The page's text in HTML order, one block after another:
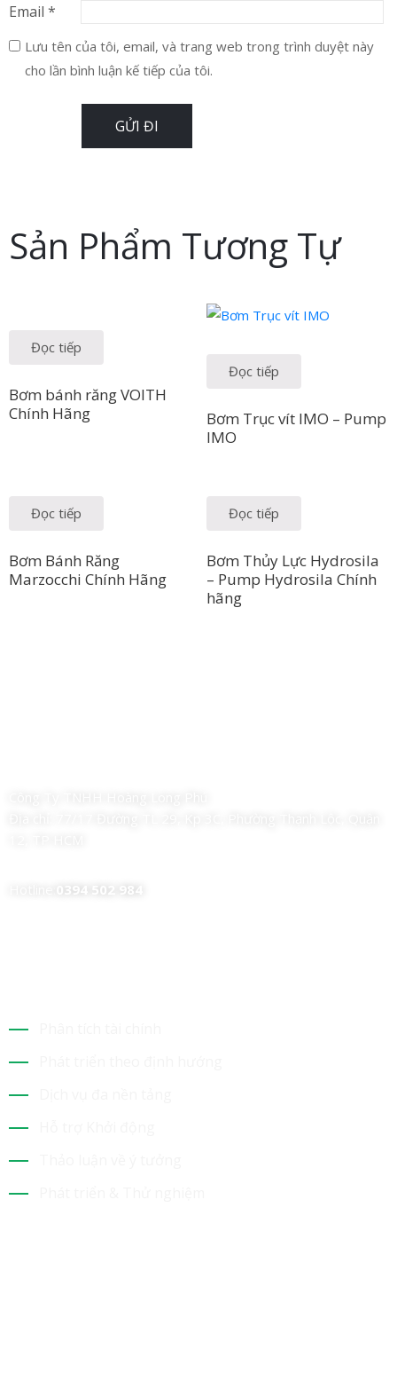
Email *
Lưu tên của tôi, email, và trang web trong trình duyệt này
cho lần bình luận kế tiếp của tôi.
Sản Phẩm Tương Tự
Đọc tiếp
Bơm bánh răng VOITH
Chính Hãng
Đọc tiếp
Bơm Trục vít IMO – Pump
IMO
Đọc tiếp
Bơm Bánh Răng
Marzocchi Chính Hãng
Đọc tiếp
Bơm Thủy Lực Hydrosila
– Pump Hydrosila Chính
hãng
0394 502 984